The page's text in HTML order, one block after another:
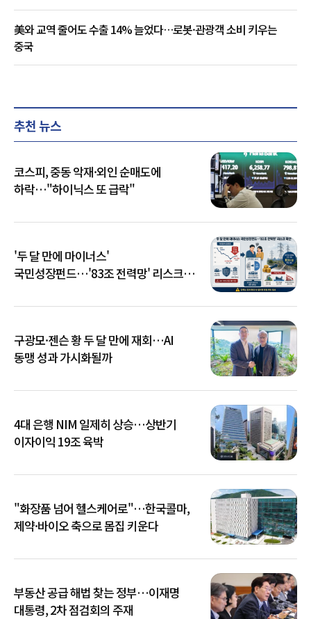
美와 교역 줄어도 수출 14% 늘었다…로봇·관광객 소비 키우는
중국
추천 뉴스
코스피, 중동 악재·외인 순매도에
하락…"하이닉스 또 급락"
'두 달 만에 마이너스'
국민성장펀드…'83조 전력망' 리스크
구광모·젠슨 황 두 달 만에 재회…AI
동맹 성과 가시화될까
4대 은행 NIM 일제히 상승…상반기
이자이익 19조 육박
"화장품 넘어 헬스케어로"…한국콜마,
제약·바이오 축으로 몸집 키운다
부동산 공급 해법 찾는 정부…이재명
대통령, 2차 점검회의 주재